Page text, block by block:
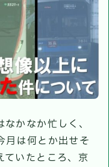
かなか忙しく、
月は何とか出せそ
ていたところ、京